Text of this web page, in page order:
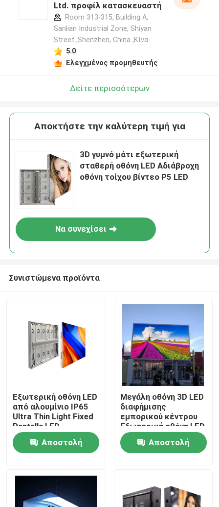
Σπίτι
Βίντεο
Ltd. προφίλ κατασκευαστή
Room 313-315, Building A,
Sanlian Industrial Zone, Shiyan
Street ,Shenzhen, China ,Κίνα
5.0
Ελεγχμένος προμηθευτής
Δείτε περισσότερων
Αποκτήστε την καλύτερη τιμή για
3D γυμνό μάτι εξωτερική
σταθερή οθόνη LED Αδιάβροχη
οθόνη τοίχου βίντεο P5 LED
Να συνεχίσει
Συνιστώμενα προϊόντα
Εξωτερική οθόνη LED
από αλουμίνιο IP65
Ultra Thin Light Fixed
Pantalla LED
Εξωτερική ολικής
οθόνης από
αλουμίνιο Μεγάλη
Αποστολή
Μεγάλη οθόνη 3D LED
διαφήμισης
εμπορικού κέντρου
Εξωτερική οθόνη LED
εξωτερικού κτιρίου
Αποστολή